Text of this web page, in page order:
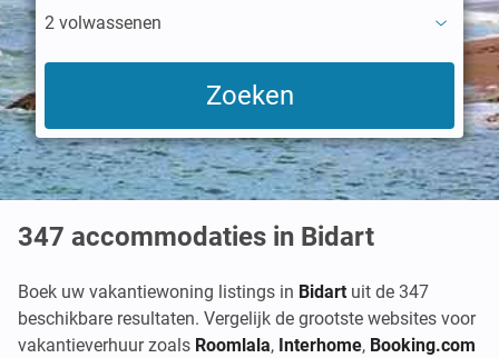
2 volwassenen
347 accommodaties in Bidart
Boek uw vakantiewoning listings in Bidart uit de 347
beschikbare resultaten. Vergelijk de grootste websites voor
vakantieverhuur zoals Roomlala, Interhome, Booking.com